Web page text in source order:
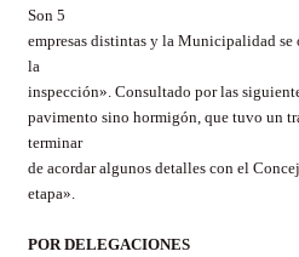
Son 5
empresas distintas y la Municipalidad se
la
inspección». Consultado por las
pavimento sino hormigón, que tuvo un
terminar
de acordar algunos detalles con el
etapa».
POR DELEGACIONES